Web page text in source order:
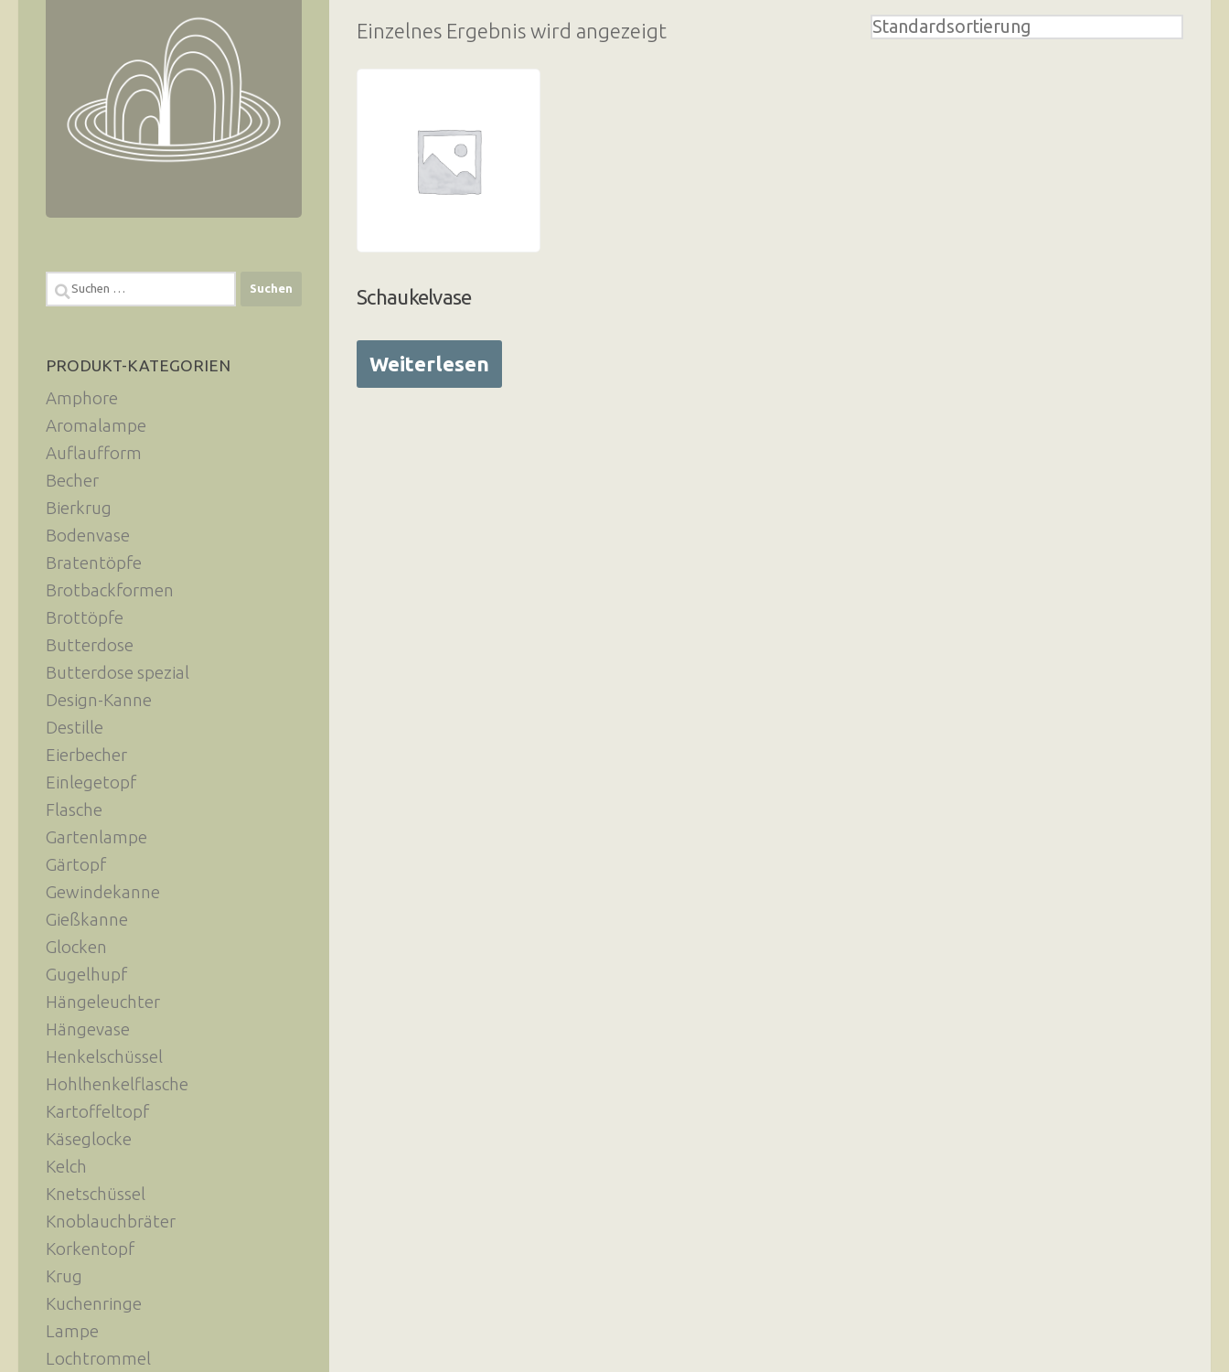
Einzelnes Ergebnis wird angezeigt
Schaukelvase
Weiterlesen
Suchen
nach:
PRODUKT-KATEGORIEN
Amphore
Aromalampe
Auflaufform
Becher
Bierkrug
Bodenvase
Bratentöpfe
Brotbackformen
Brottöpfe
Butterdose
Butterdose spezial
Design-Kanne
Destille
Eierbecher
Einlegetopf
Flasche
Gartenlampe
Gärtopf
Gewindekanne
Gießkanne
Glocken
Gugelhupf
Hängeleuchter
Hängevase
Henkelschüssel
Hohlhenkelflasche
Kartoffeltopf
Käseglocke
Kelch
Knetschüssel
Knoblauchbräter
Korkentopf
Krug
Kuchenringe
Lampe
Lochtrommel